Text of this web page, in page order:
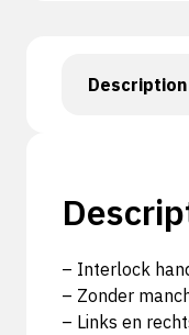
Description
– Interlock
– Zonder
– Links en